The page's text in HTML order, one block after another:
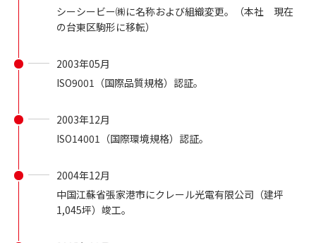
シーシービー㈱に名称および組織変更。（本社 現在
の台東区駒形に移転）
2003年05月
ISO9001（国際品質規格）認証。
2003年12月
ISO14001（国際環境規格）認証。
2004年12月
中国江蘇省張家港市にクレール光電有限公司（建坪
1,045坪）竣工。